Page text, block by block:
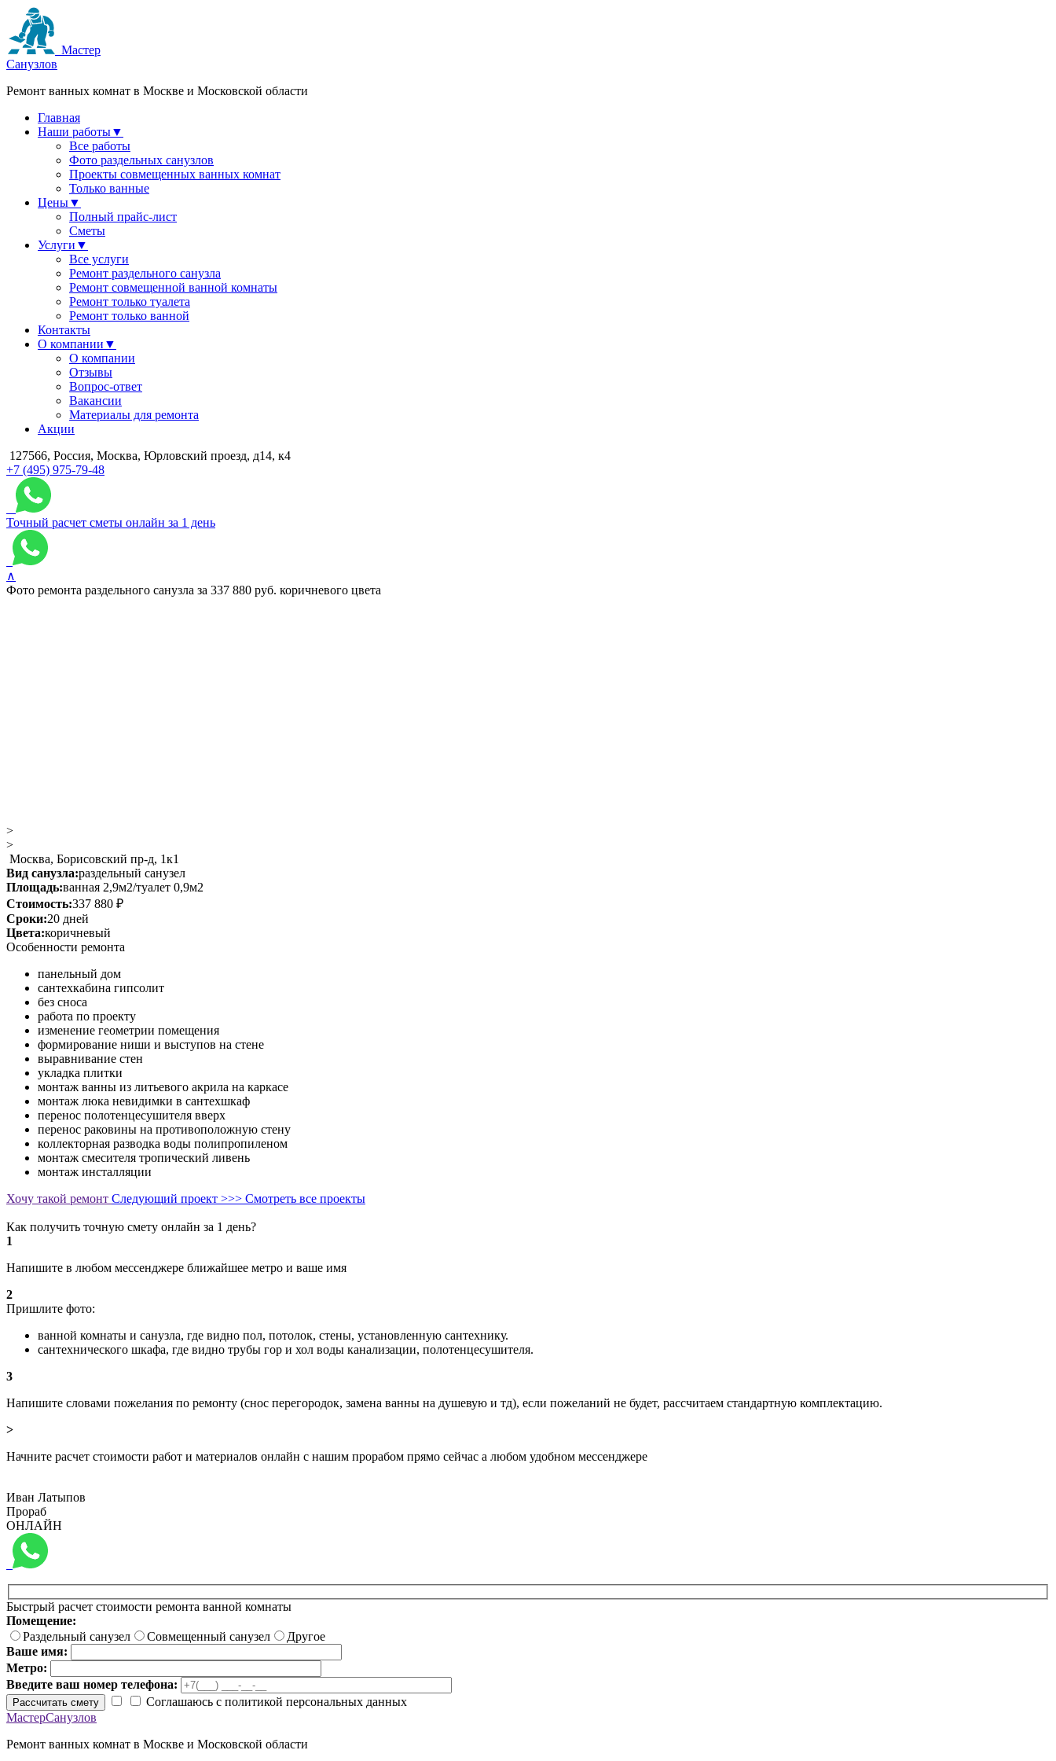
Мастер
Санузлов
Ремонт ванных комнат в Москве и Московской области
Главная
Наши работы▼
Все работы
Фото раздельных санузлов
Проекты совмещенных ванных комнат
Только ванные
Цены▼
Полный прайс-лист
Сметы
Услуги ▼
Все услуги
Ремонт раздельного санузла
Ремонт совмещенной ванной комнаты
Ремонт только туалета
Ремонт только ванной
Контакты
О компании ▼
О компании
Отзывы
Вопрос-ответ
Вакансии
Материалы для ремонта
Акции
127566, Россия, Москва, Юрловский проезд, д14, к4
+7 (495) 975-79-48
Точный расчет сметы онлайн за 1 день
∧
Фото ремонта раздельного санузла за 337 880 руб. коричневого цвета
>
>
Москва, Борисовский пр-д, 1к1
Вид санузла:раздельный санузел
Площадь:ванная 2,9м2/туалет 0,9м2
Стоимость:337 880 ₽
Сроки:20 дней
Цвета:коричневый
Особенности ремонта
панельный дом
сантехкабина гипсолит
без сноса
работа по проекту
изменение геометрии помещения
формирование ниши и выступов на стене
выравнивание стен
укладка плитки
монтаж ванны из литьевого акрила на каркасе
монтаж люка невидимки в сантехшкаф
перенос полотенцесушителя вверх
перенос раковины на противоположную стену
коллекторная разводка воды полипропиленом
монтаж смесителя тропический ливень
монтаж инсталляции
Хочу такой ремонт Следующий проект >>> Смотреть все проекты
Как получить точную смету онлайн за 1 день?
1
Напишите в любом мессенджере ближайшее метро и ваше имя
2
Пришлите фото:
ванной комнаты и санузла, где видно пол, потолок, стены, установленную сантехнику.
сантехнического шкафа, где видно трубы гор и хол воды канализации, полотенцесушителя.
3
Напишите словами пожелания по ремонту (снос перегородок, замена ванны на душевую и тд), если пожеланий не будет, рассчитаем стандартную комплектацию.
>
Начните расчет стоимости работ и материалов онлайн с нашим прорабом прямо сейчас а любом удобном мессенджере
Иван Латыпов
Прораб
ОНЛАЙН
Быстрый расчет стоимости ремонта ванной комнаты
Помещение:
Раздельный санузел
Совмещенный санузел
Другое
Ваше имя:
Метро:
Введите ваш номер телефона:
Рассчитать смету
Соглашаюсь с политикой персональных данных
МастерСанузлов
Ремонт ванных комнат в Москве и Московской области